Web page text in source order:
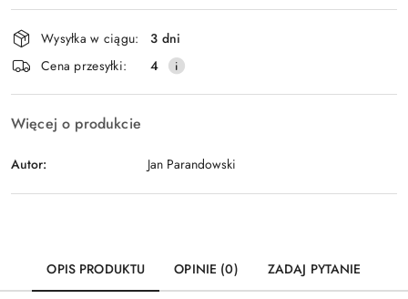
Wyślij
Dostępność
i
dostawa
Wysyłka w ciągu:
3 dni
Cena przesyłki:
4
Więcej o produkcie
Autor: Jan Parandowski
OPIS PRODUKTU OPINIE (0) ZADAJ PYTANIE